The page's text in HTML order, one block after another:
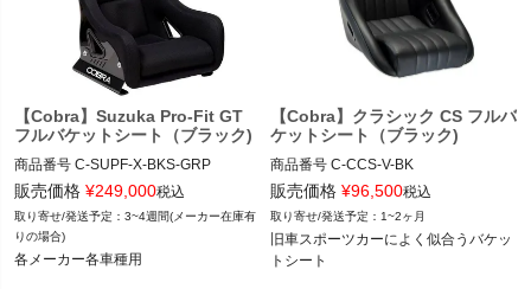
【Cobra】Suzuka Pro-Fit GT
フルバケットシート（ブラック)
商品番号 C-SUPF-X-BKS-GRP
C_SUPF-X-BKS-GRP
12FVD  "FVD 521 9XX 01SGT"
12VIVID"C SUPF-X-BKS-GRP"
販売価格 ¥249,000税込
3~4週間(メーカー在庫有
りの場合)
各メーカー各車種用
【Cobra】クラシック CS フルバ
ケットシート（ブラック)
商品番号 C-CCS-V-BK
C_CCS-V-BK
12VIVID"C CCS-V-BK"
販売価格 ¥96,500税込
1~2ヶ月
旧車スポーツカーによく似合うバケッ
トシート